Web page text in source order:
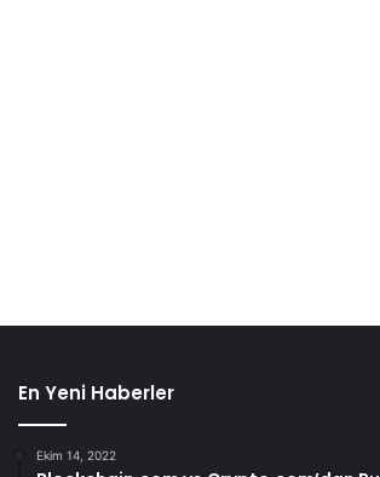
En Yeni Haberler
Ekim 14, 2022